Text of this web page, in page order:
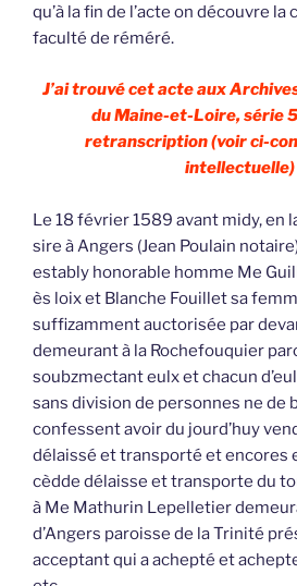
qu’à la fin de l’acte on découvre la
faculté de réméré.
J’ai trouvé cet acte aux
du Maine-et-Loire, série
retranscription (voir ci-
intellectuelle)
Le 18 février 1589 avant midy, en
sire à Angers (Jean Poulain
estably honorable homme Me
ès loix et Blanche Fouillet sa
suffizamment auctorisée par
demeurant à la Rochefouquier
soubzmectant eulx et chacun
sans division de personnes ne de
confessent avoir du jourd’huy
délaissé et transporté et encores
cèdde délaisse et transporte du
à Me Mathurin Lepelletier
d’Angers paroisse de la Trinité
acceptant qui a achepté et